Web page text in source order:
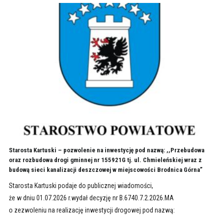
Starosta Kartuski – pozwolenie na inwestycję pod nazwą: ,,Przebudowa
oraz rozbudowa drogi gminnej nr 155921G tj. ul. Chmieleńskiej wraz z
budową sieci kanalizacji deszczowej w miejscowości Brodnica Górna”
Starosta Kartuski podaje do publicznej wiadomości,
że w dniu 01.07.2026 r.wydał decyzję nr B.6740.7.2.2026.MA
o zezwoleniu na realizację inwestycji drogowej pod nazwą: